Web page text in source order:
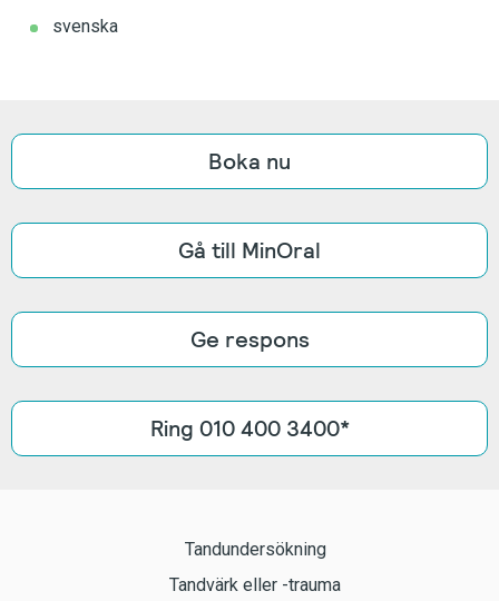
svenska
Boka nu
Gå till MinOral
Ge respons
Ring 010 400 3400*
Tandundersökning
Tandvärk eller -trauma